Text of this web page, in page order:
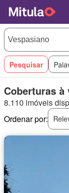
Pesquisar
Coberturas à
8.110 imóveis
Ordenar por: